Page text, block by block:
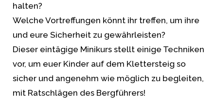
halten?
Welche Vortreffungen könnt ihr treffen, um ihre
und eure Sicherheit zu gewährleisten?
Dieser eintägige Minikurs stellt einige Techniken
vor, um euer Kinder auf dem Klettersteig so
sicher und angenehm wie möglich zu begleiten,
mit Ratschlägen des Bergführers!